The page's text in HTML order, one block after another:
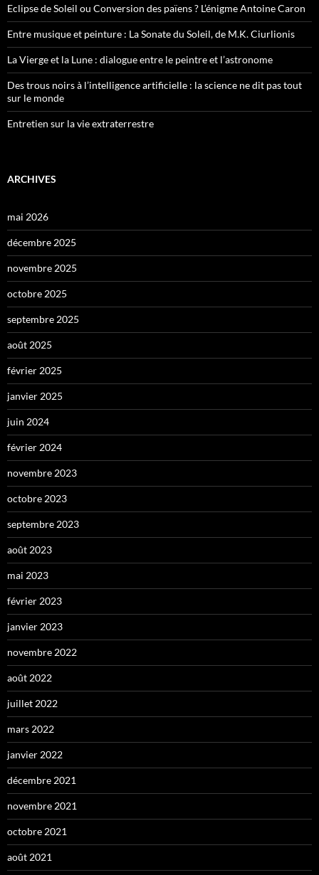
Eclipse de Soleil ou Conversion des païens ? L’énigme Antoine Caron
Entre musique et peinture : La Sonate du Soleil, de M.K. Ciurlionis
La Vierge et la Lune : dialogue entre le peintre et l’astronome
Des trous noirs à l’intelligence artificielle : la science ne dit pas tout
sur le monde
Entretien sur la vie extraterrestre
ARCHIVES
mai 2026
décembre 2025
novembre 2025
octobre 2025
septembre 2025
août 2025
février 2025
janvier 2025
juin 2024
février 2024
novembre 2023
octobre 2023
septembre 2023
août 2023
mai 2023
février 2023
janvier 2023
novembre 2022
août 2022
juillet 2022
mars 2022
janvier 2022
décembre 2021
novembre 2021
octobre 2021
août 2021